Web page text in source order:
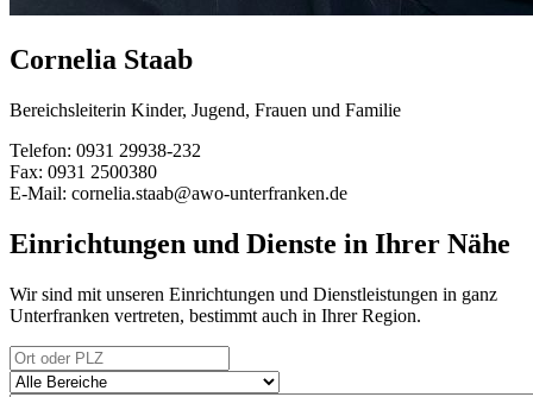
Cornelia Staab
Bereichsleiterin Kinder, Jugend, Frauen und Familie
Telefon: 0931 29938-232
Fax: 0931 2500380
E-Mail: cornelia.staab@awo-unterfranken.de
Einrichtungen und Dienste in Ihrer Nähe
Wir sind mit unseren Einrichtungen und Dienstleistungen in ganz
Unterfranken vertreten, bestimmt auch in Ihrer Region.